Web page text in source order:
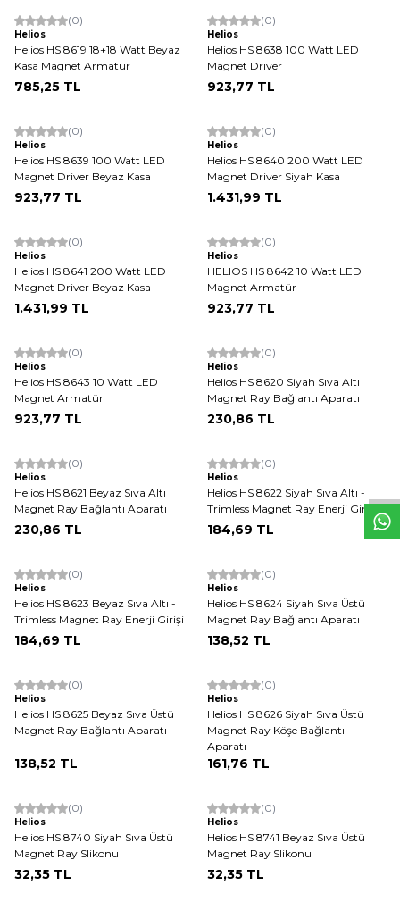
(0)
Helios
Helios HS 8619 18+18 Watt Beyaz
Kasa Magnet Armatür
785,25 TL
(0)
Helios
Helios HS 8638 100 Watt LED
Magnet Driver
923,77 TL
(0)
Helios
Helios HS 8639 100 Watt LED
Magnet Driver Beyaz Kasa
923,77 TL
(0)
Helios
Helios HS 8640 200 Watt LED
Magnet Driver Siyah Kasa
1.431,99 TL
(0)
Helios
Helios HS 8641 200 Watt LED
Magnet Driver Beyaz Kasa
1.431,99 TL
(0)
Helios
HELIOS HS 8642 10 Watt LED
Magnet Armatür
923,77 TL
(0)
Helios
Helios HS 8643 10 Watt LED
Magnet Armatür
923,77 TL
(0)
Helios
Helios HS 8620 Siyah Sıva Altı
Magnet Ray Bağlantı Aparatı
230,86 TL
(0)
Helios
Helios HS 8621 Beyaz Sıva Altı
Magnet Ray Bağlantı Aparatı
230,86 TL
(0)
Helios
Helios HS 8622 Siyah Sıva Altı -
Trimless Magnet Ray Enerji Girişi
184,69 TL
(0)
Helios
Helios HS 8623 Beyaz Sıva Altı -
Trimless Magnet Ray Enerji Girişi
184,69 TL
(0)
Helios
Helios HS 8624 Siyah Sıva Üstü
Magnet Ray Bağlantı Aparatı
138,52 TL
(0)
Helios
Helios HS 8625 Beyaz Sıva Üstü
Magnet Ray Bağlantı Aparatı
138,52 TL
(0)
Helios
Helios HS 8626 Siyah Sıva Üstü
Magnet Ray Köşe Bağlantı
Aparatı
161,76 TL
(0)
Helios
Helios HS 8740 Siyah Sıva Üstü
Magnet Ray Slikonu
32,35 TL
(0)
Helios
Helios HS 8741 Beyaz Sıva Üstü
Magnet Ray Slikonu
32,35 TL